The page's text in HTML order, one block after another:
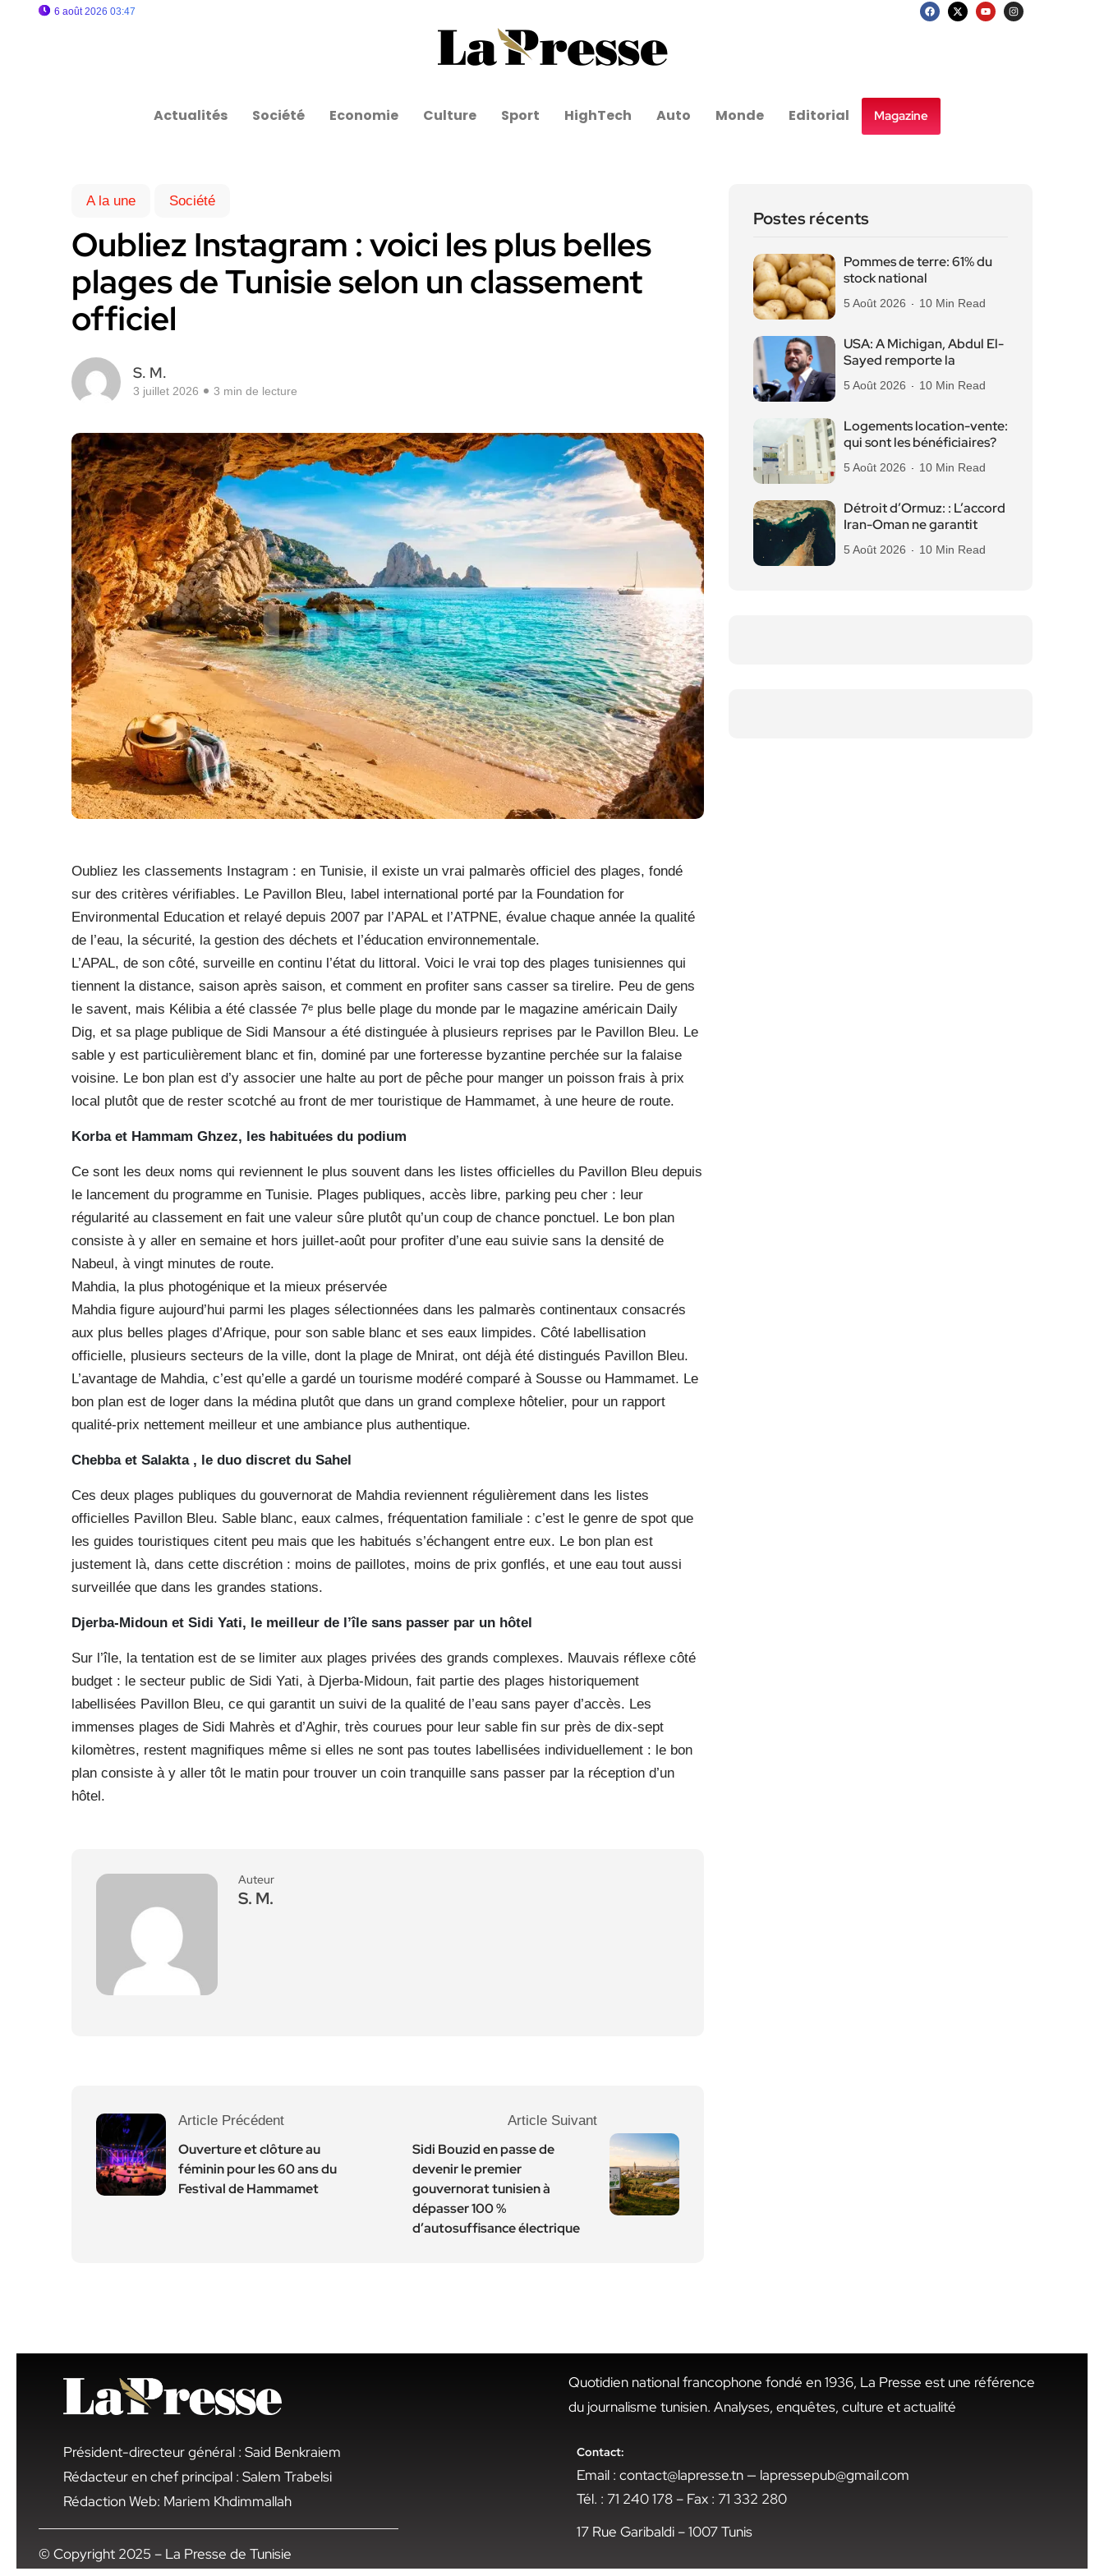
6 août 2026 03:47
Actualités Société Economie Culture Sport HighTech Auto Monde Editorial Magazine
A la une Société
Oubliez Instagram : voici les plus belles
plages de Tunisie selon un classement
officiel
S. M.
3 juillet 2026 3 min de lecture
Oubliez les classements Instagram : en Tunisie, il existe un vrai palmarès officiel des plages, fondé
sur des critères vérifiables. Le Pavillon Bleu, label international porté par la Foundation for
Environmental Education et relayé depuis 2007 par l’APAL et l’ATPNE, évalue chaque année la qualité
de l’eau, la sécurité, la gestion des déchets et l’éducation environnementale.
L’APAL, de son côté, surveille en continu l’état du littoral. Voici le vrai top des plages tunisiennes qui
tiennent la distance, saison après saison, et comment en profiter sans casser sa tirelire. Peu de gens
le savent, mais Kélibia a été classée 7ᵉ plus belle plage du monde par le magazine américain Daily
Dig, et sa plage publique de Sidi Mansour a été distinguée à plusieurs reprises par le Pavillon Bleu. Le
sable y est particulièrement blanc et fin, dominé par une forteresse byzantine perchée sur la falaise
voisine. Le bon plan est d’y associer une halte au port de pêche pour manger un poisson frais à prix
local plutôt que de rester scotché au front de mer touristique de Hammamet, à une heure de route.
Korba et Hammam Ghzez, les habituées du podium
Ce sont les deux noms qui reviennent le plus souvent dans les listes officielles du Pavillon Bleu depuis
le lancement du programme en Tunisie. Plages publiques, accès libre, parking peu cher : leur
régularité au classement en fait une valeur sûre plutôt qu’un coup de chance ponctuel. Le bon plan
consiste à y aller en semaine et hors juillet-août pour profiter d’une eau suivie sans la densité de
Nabeul, à vingt minutes de route.
Mahdia, la plus photogénique et la mieux préservée
Mahdia figure aujourd’hui parmi les plages sélectionnées dans les palmarès continentaux consacrés
aux plus belles plages d’Afrique, pour son sable blanc et ses eaux limpides. Côté labellisation
officielle, plusieurs secteurs de la ville, dont la plage de Mnirat, ont déjà été distingués Pavillon Bleu.
L’avantage de Mahdia, c’est qu’elle a gardé un tourisme modéré comparé à Sousse ou Hammamet. Le
bon plan est de loger dans la médina plutôt que dans un grand complexe hôtelier, pour un rapport
qualité-prix nettement meilleur et une ambiance plus authentique.
Chebba et Salakta , le duo discret du Sahel
Ces deux plages publiques du gouvernorat de Mahdia reviennent régulièrement dans les listes
officielles Pavillon Bleu. Sable blanc, eaux calmes, fréquentation familiale : c’est le genre de spot que
les guides touristiques citent peu mais que les habitués s’échangent entre eux. Le bon plan est
justement là, dans cette discrétion : moins de paillotes, moins de prix gonflés, et une eau tout aussi
surveillée que dans les grandes stations.
Djerba-Midoun et Sidi Yati, le meilleur de l’île sans passer par un hôtel
Sur l’île, la tentation est de se limiter aux plages privées des grands complexes. Mauvais réflexe côté
budget : le secteur public de Sidi Yati, à Djerba-Midoun, fait partie des plages historiquement
labellisées Pavillon Bleu, ce qui garantit un suivi de la qualité de l’eau sans payer d’accès. Les
immenses plages de Sidi Mahrès et d’Aghir, très courues pour leur sable fin sur près de dix-sept
kilomètres, restent magnifiques même si elles ne sont pas toutes labellisées individuellement : le bon
plan consiste à y aller tôt le matin pour trouver un coin tranquille sans passer par la réception d’un
hôtel.
Auteur
S. M.
Article Précédent
Ouverture et clôture au
féminin pour les 60 ans du
Festival de Hammamet
Article Suivant
Sidi Bouzid en passe de
devenir le premier
gouvernorat tunisien à
dépasser 100 %
d’autosuffisance électrique
Postes récents
Pommes de terre: 61% du
stock national
5 Août 2026 10 Min Read
USA: A Michigan, Abdul El-
Sayed remporte la
5 Août 2026 10 Min Read
Logements location-vente:
qui sont les bénéficiaires?
5 Août 2026 10 Min Read
Détroit d’Ormuz: : L’accord
Iran-Oman ne garantit
5 Août 2026 10 Min Read
Président-directeur général : Said Benkraiem
Rédacteur en chef principal : Salem Trabelsi
Rédaction Web: Mariem Khdimmallah
© Copyright 2025 – La Presse de Tunisie
Quotidien national francophone fondé en 1936, La Presse est une référence
du journalisme tunisien. Analyses, enquêtes, culture et actualité
Contact:
Email : contact@lapresse.tn — lapressepub@gmail.com
Tél. : 71 240 178 – Fax : 71 332 280
17 Rue Garibaldi – 1007 Tunis